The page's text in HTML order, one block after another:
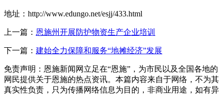
地址：http://www.edungo.net/esjj/433.html
上一篇： 恩施州开展防护物资生产企业培训
下一篇： 建始全力保障和服务“地摊经济”发展
免责声明：恩施新闻网立足在“恩施”，为市民以及全国各地的
网民提供关于恩施的热点资讯。本篇内容来自于网络，不为其
真实性负责，只为传播网络信息为目的，非商业用途，如有异